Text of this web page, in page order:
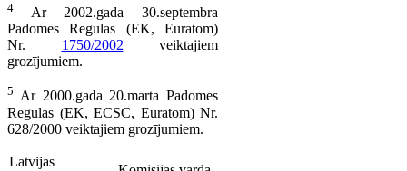
4 Ar 2002.gada 30.septembra
Padomes Regulas (EK, Euratom)
Nr. 1750/2002 veiktajiem
grozījumiem.
5 Ar 2000.gada 20.marta Padomes
Regulas (EK, ECSC, Euratom) Nr.
628/2000 veiktajiem grozījumiem.
Latvijas